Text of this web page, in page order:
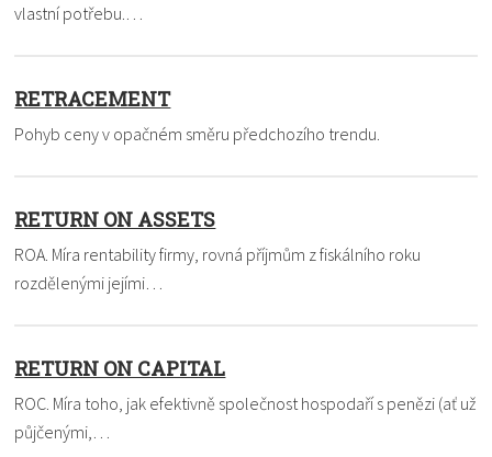
vlastní potřebu.…
RETRACEMENT
Pohyb ceny v opačném směru předchozího trendu.
RETURN ON ASSETS
ROA. Míra rentability firmy, rovná příjmům z fiskálního roku
rozdělenými jejími…
RETURN ON CAPITAL
ROC. Míra toho, jak efektivně společnost hospodaří s penězi (ať už
půjčenými,…